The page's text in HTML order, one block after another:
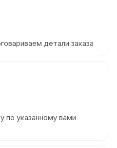
детали заказа
по указанному вами